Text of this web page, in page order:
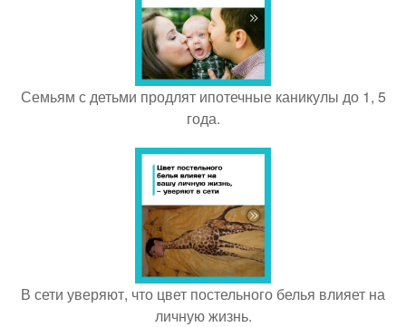
Семьям с детьми продлят ипотечные каникулы до 1, 5
года.
В сети уверяют, что цвет постельного белья влияет на
личную жизнь.